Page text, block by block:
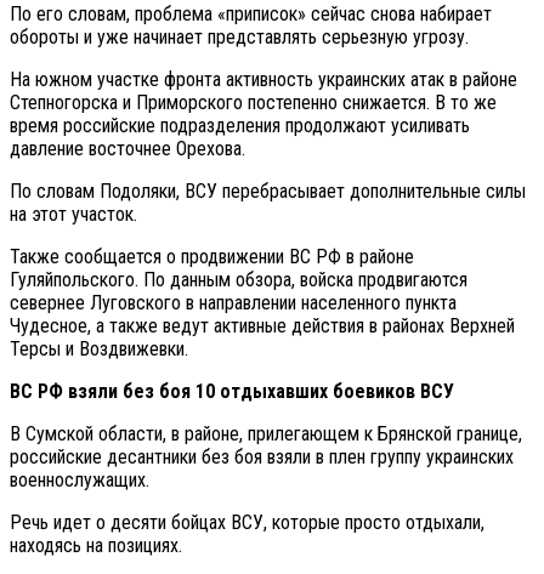
По его словам, проблема «приписок» сейчас снова набирает
обороты и уже начинает представлять серьезную угрозу.
На южном участке фронта активность украинских атак в районе
Степногорска и Приморского постепенно снижается. В то же
время российские подразделения продолжают усиливать
давление восточнее Орехова.
По словам Подоляки, ВСУ перебрасывает дополнительные силы
на этот участок.
Также сообщается о продвижении ВС РФ в районе
Гуляйпольского. По данным обзора, войска продвигаются
севернее Луговского в направлении населенного пункта
Чудесное, а также ведут активные действия в районах Верхней
Терсы и Воздвижевки.
ВС РФ взяли без боя 10 отдыхавших боевиков ВСУ
В Сумской области, в районе, прилегающем к Брянской границе,
российские десантники без боя взяли в плен группу украинских
военнослужащих.
Речь идет о десяти бойцах ВСУ, которые просто отдыхали,
находясь на позициях.